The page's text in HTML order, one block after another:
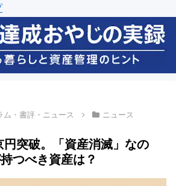
ム・書評・ニュース ニュース
円突破。「資産消滅」なの
つべき資産は？